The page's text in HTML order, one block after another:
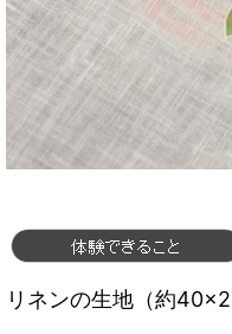
リネンの生地（約